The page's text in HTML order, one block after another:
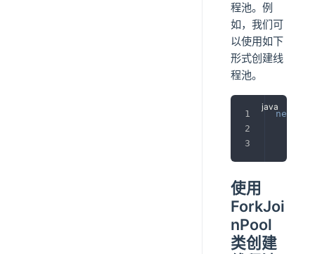
程池。例
如，我们可
以使用如下
形式创建线
程池。
new
使用
ForkJoi
nPool
类创建